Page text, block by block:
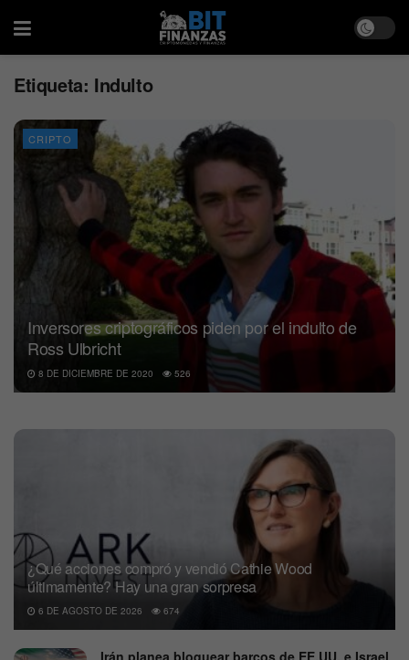
Etiqueta: Indulto
CRIPTO
Inversores criptográficos piden por el indulto de
Ross Ulbricht
8 DE DICIEMBRE DE 2020 526
¿Qué acciones compró y vendió Cathie Wood
últimamente? Hay una gran sorpresa
6 DE AGOSTO DE 2026 674
Irán planea bloquear barcos de EE.UU. e Israel